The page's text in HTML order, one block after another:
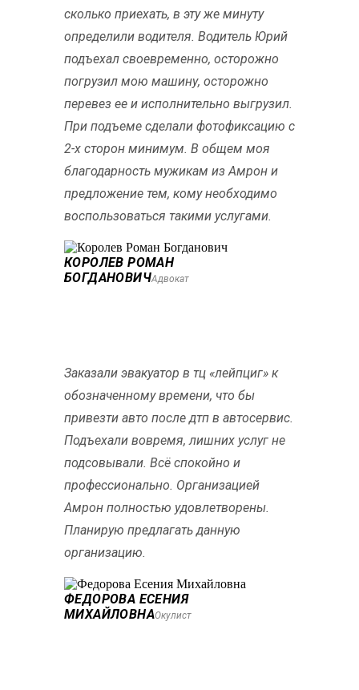
сколько приехать, в эту же минуту
определили водителя. Водитель Юрий
подъехал своевременно, осторожно
погрузил мою машину, осторожно
перевез ее и исполнительно выгрузил.
При подъеме сделали фотофиксацию с
2-х сторон минимум. В общем моя
благодарность мужикам из Амрон и
предложение тем, кому необходимо
воспользоваться такими услугами.
КОРОЛЕВ РОМАН
БОГДАНОВИЧАдвокат
Заказали эвакуатор в тц «лейпциг» к
обозначенному времени, что бы
привезти авто после дтп в автосервис.
Подъехали вовремя, лишних услуг не
подсовывали. Всё спокойно и
профессионально. Организацией
Амрон полностью удовлетворены.
Планирую предлагать данную
организацию.
ФЕДОРОВА ЕСЕНИЯ
МИХАЙЛОВНАОкулист